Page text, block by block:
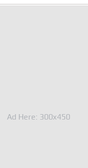
Ad Here: 300x450